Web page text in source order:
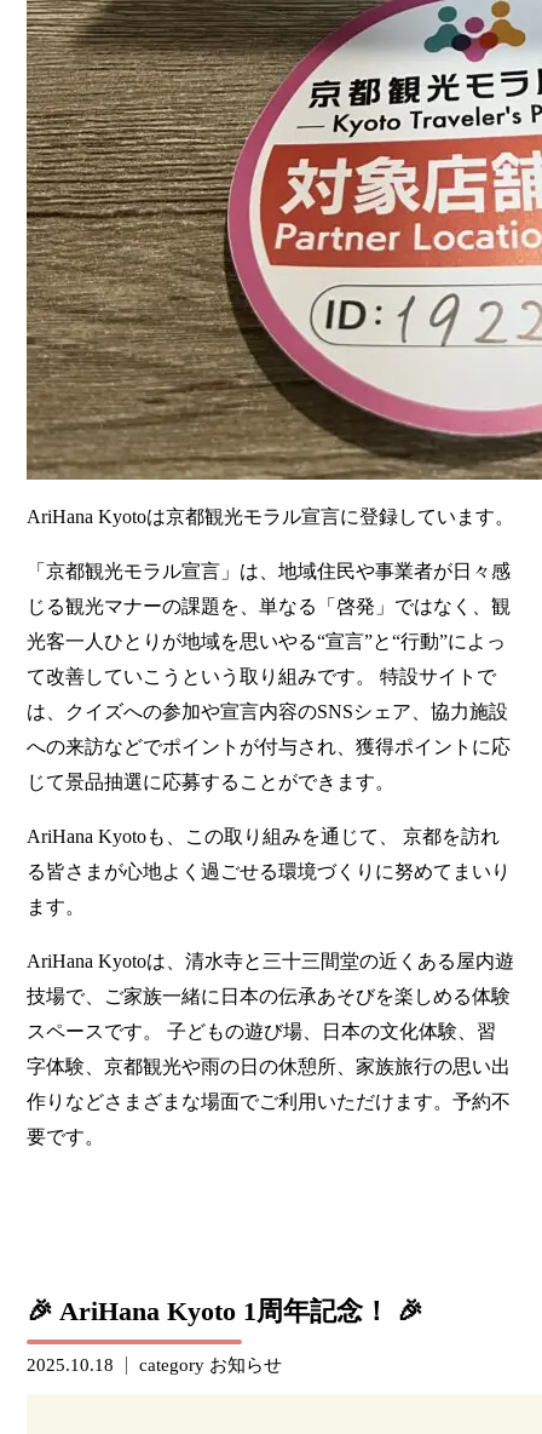
AriHana Kyotoは京都観光モラル宣言に登録しています。
「京都観光モラル宣言」は、地域住民や事業者が日々感
じる観光マナーの課題を、単なる「啓発」ではなく、観
光客一人ひとりが地域を思いやる“宣言”と“行動”によっ
て改善していこうという取り組みです。 特設サイトで
は、クイズへの参加や宣言内容のSNSシェア、協力施設
への来訪などでポイントが付与され、獲得ポイントに応
じて景品抽選に応募することができます。
AriHana Kyotoも、この取り組みを通じて、 京都を訪れ
る皆さまが心地よく過ごせる環境づくりに努めてまいり
ます。
AriHana Kyotoは、清水寺と三十三間堂の近くある屋内遊
技場で、ご家族一緒に日本の伝承あそびを楽しめる体験
スペースです。 子どもの遊び場、日本の文化体験、習
字体験、京都観光や雨の日の休憩所、家族旅行の思い出
作りなどさまざまな場面でご利用いただけます。予約不
要です。
🎉 AriHana Kyoto 1周年記念！ 🎉
2025.10.18 category お知らせ